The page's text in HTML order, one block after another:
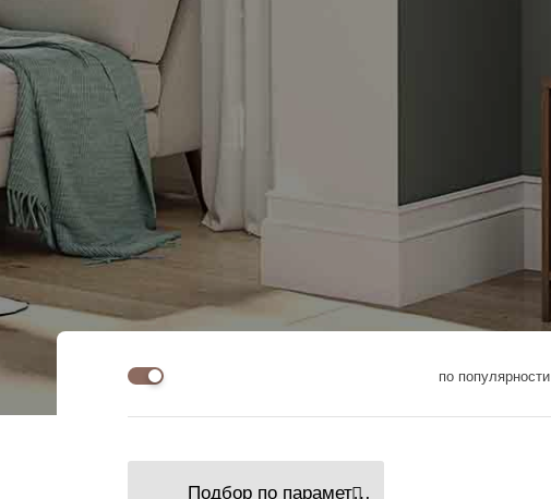
по популярности
Подбор по параметрам